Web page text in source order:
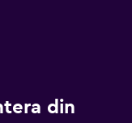
din